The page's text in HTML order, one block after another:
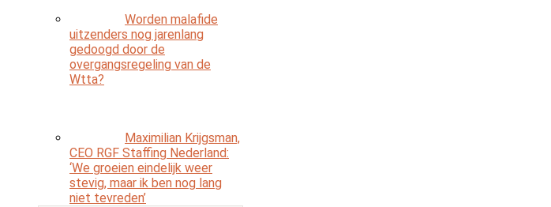
Worden malafide
uitzenders nog jarenlang
gedoogd door de
overgangsregeling van de
Wtta?
Maximilian Krijgsman,
CEO RGF Staffing Nederland:
‘We groeien eindelijk weer
stevig, maar ik ben nog lang
niet tevreden’